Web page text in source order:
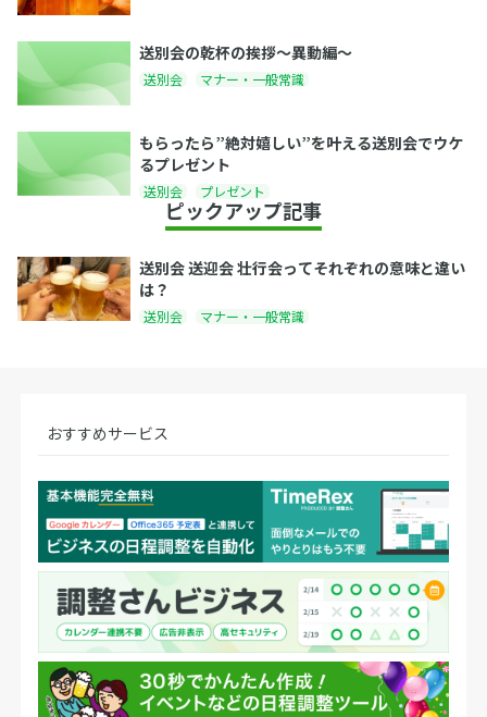
送別会の乾杯の挨拶〜異動編〜
送別会 マナー・一般常識
もらったら”絶対嬉しい”を叶える送別会でウケ
るプレゼント
送別会 プレゼント
ピックアップ記事
送別会 送迎会 壮行会ってそれぞれの意味と違い
は？
送別会 マナー・一般常識
おすすめサービス